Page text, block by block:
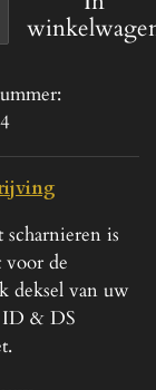
scharnieren is
voor de
deksel van uw
& DS